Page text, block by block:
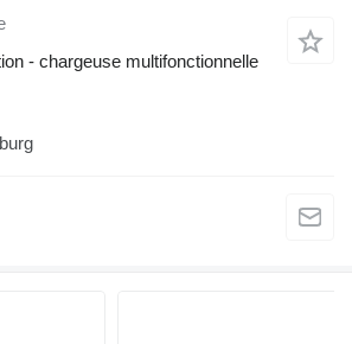
- chargeuse multifonctionnelle